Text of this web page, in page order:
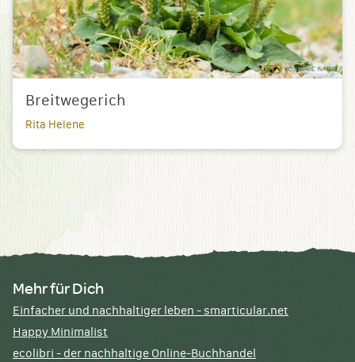
Breitwegerich
Rita Helene
Mehr für Dich
Einfacher und nachhaltiger leben - smarticular.net
Happy Minimalist
ecolibri - der nachhaltige Online-Buchhandel